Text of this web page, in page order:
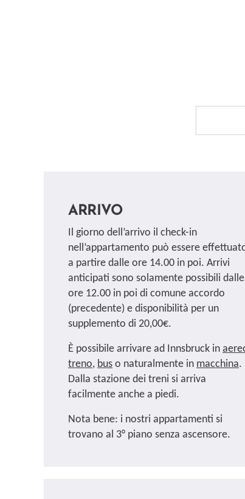
ARRIVO
Il giorno dell’arrivo il check-in
nell’appartamento può essere
a partire dalle ore 14.00 in poi. Arrivi
anticipati sono solamente possibili dalle
ore 12.00 in poi di comune accordo
(precedente) e disponibilità per un
supplemento di 20,00€.
È possibile arrivare ad Innsbruck in
treno, bus o naturalmente in macchina.
Dalla stazione dei treni si arriva
facilmente anche a piedi.
Nota bene: i nostri appartamenti si
trovano al 3° piano senza ascensore.